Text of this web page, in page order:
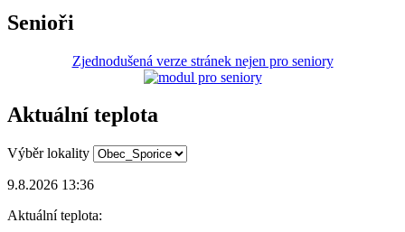
Senioři
Zjednodušená verze stránek nejen pro seniory
Aktuální teplota
Výběr lokality
9.8.2026 13:36
Aktuální teplota: